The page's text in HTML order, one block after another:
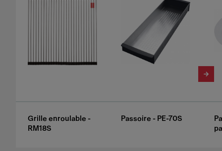
Grille enroulable -
RM18S
Passoire - PE-70S